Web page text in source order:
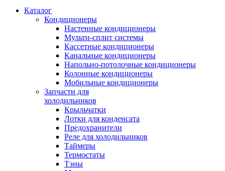
Каталог
Кондиционеры
Настенные кондиционеры
Мульти-сплит системы
Кассетные кондиционеры
Канальные кондиционеры
Напольно-потолочные кондиционеры
Колонные кондиционеры
Мобильные кондиционеры
Запчасти для
холодильников
Крыльчатки
Лотки для конденсата
Предохранители
Реле для холодильников
Таймеры
Термостаты
Тэны